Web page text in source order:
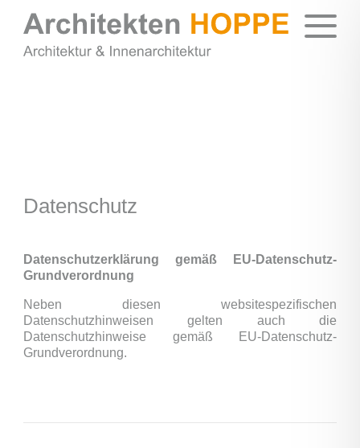
Datenschutz
Datenschutzerklärung gemäß EU-Datenschutz-
Grundverordnung
Neben diesen websitespezifischen
Datenschutzhinweisen gelten auch die
Datenschutzhinweise gemäß EU-Datenschutz-
Grundverordnung.